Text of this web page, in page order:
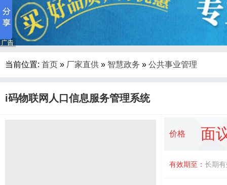
当前位置: 首页 » 厂家直供 » 智慧政务 » 公共事业管理
i码物联网人口信息服务管理系统
价格 面
有效期至： 长期